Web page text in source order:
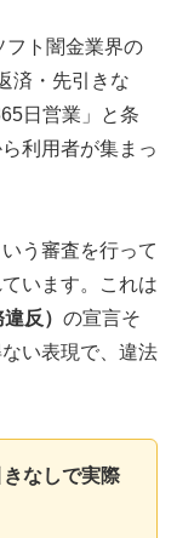
フト闇金業界の
済・先引きな
日営業」と条
利用者が集まっ
う審査を行って
います。これは
反） の宣言そ
い表現で、違法
きなしで実際